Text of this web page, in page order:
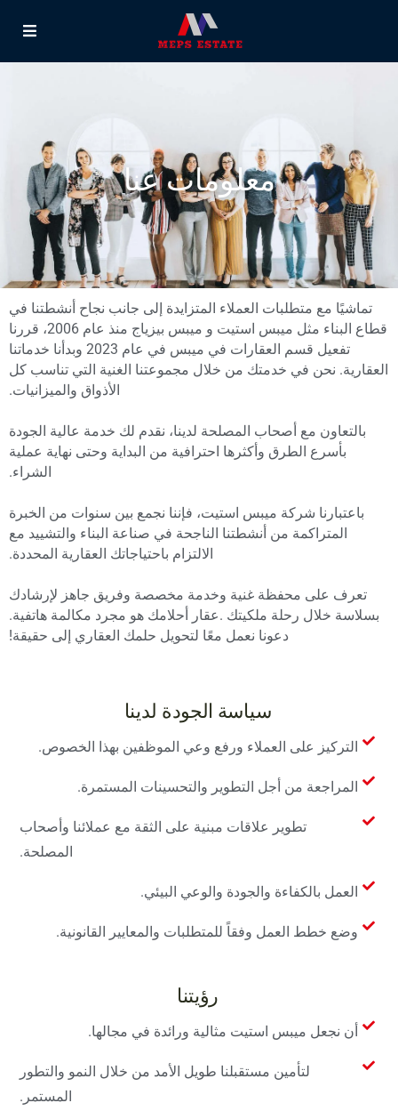
معلومات عنا
تماشيًا مع متطلبات العملاء المتزايدة إلى جانب نجاح أنشطتنا في
قطاع البناء مثل ميبس استيت و ميبس بيزياج منذ عام 2006، قررنا
تفعيل قسم العقارات في ميبس في عام 2023 وبدأنا خدماتنا
العقارية. نحن في خدمتك من خلال مجموعتنا الغنية التي تناسب كل
الأذواق والميزانيات.
بالتعاون مع أصحاب المصلحة لدينا، نقدم لك خدمة عالية الجودة
بأسرع الطرق وأكثرها احترافية من البداية وحتى نهاية عملية
الشراء.
باعتبارنا شركة ميبس استيت، فإننا نجمع بين سنوات من الخبرة
المتراكمة من أنشطتنا الناجحة في صناعة البناء والتشييد مع
الالتزام باحتياجاتك العقارية المحددة.
تعرف على محفظة غنية وخدمة مخصصة وفريق جاهز لإرشادك
بسلاسة خلال رحلة ملكيتك .عقار أحلامك هو مجرد مكالمة هاتفية.
دعونا نعمل معًا لتحويل حلمك العقاري إلى حقيقة!
رؤيتنا
أن نجعل ميبس استيت مثالية ورائدة في مجالها.
لتأمين مستقبلنا طويل الأمد من خلال النمو والتطور
المستمر.
سياسة الجودة لدينا
التركيز على العملاء ورفع وعي الموظفين بهذا الخصوص.
المراجعة من أجل التطوير والتحسينات المستمرة.
تطوير علاقات مبنية على الثقة مع عملائنا وأصحاب
المصلحة.
العمل بالكفاءة والجودة والوعي البيئي.
وضع خطط العمل وفقاً للمتطلبات والمعايير القانونية.